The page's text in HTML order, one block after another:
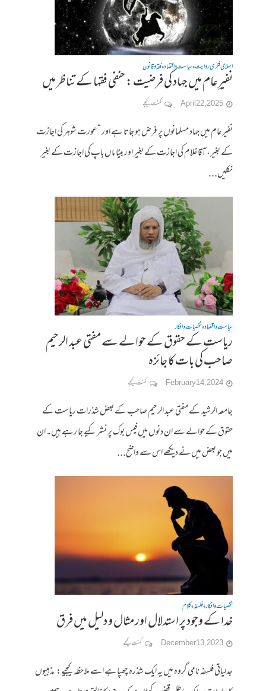
اسلامی فکری روایت•سیاست واقتصاد•فقہ وقانون
نفیرِعام میں جہاد کی فرضیت : حنفی فقہا کے تناظر میں
April 22, 2025 کمنت کیجے
نفیر عام میں جہاد مسلمانوں پر فرض ہو جاتا ہے اور “عورت شوہر کی اجازت
کے بغیر، آقا غلام کی اجازت کے بغیر اور بیٹا ماں باپ کی اجازت کے بغیر
نکلیں...
سیاست واقتصاد•شخصیات وافکار
ریاست کے حقوق کے حوالے سے مفتی عبد الرحیم
صاحب کی بات کا جائزہ
February 14, 2024 کمنت کیجے
جامعہ الرشید کے مفتی عبد الرحیم صاحب کے بعض شذرات ریاست کے
حقوق کے حوالے سے ان دنوں میں فیس بوک پر نشر کیے جا رہے ہیں۔ ان
میں جو بعض میں نے دیکھے اس سے واضح...
شخصیات وافکار•فلسفہ•کلام
خدا کے وجود پر استدلال اور مثال و دلیل میں فرق
December 13, 2023 کمنت کیجے
جدلیاتی فلسفہ نامی گروہ میں یہ ایک شذرہ چھپا ہے اسے ملاحظہ کیجیے: مذہبیوں